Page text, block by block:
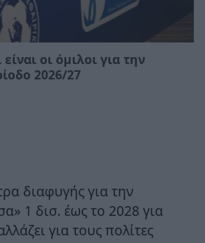
οι όμιλοι για την
2026/27
διαφυγής για την
1 δισ. έως το 2028 για
για τους πολίτες